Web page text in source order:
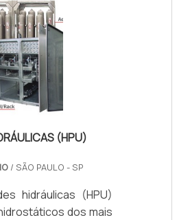
CONTAR COM O
aplicações são
equipamentos e
ap.
(HPU)
/ SÃO PAULO - SP
hidráulicas (HPU)
dos mais